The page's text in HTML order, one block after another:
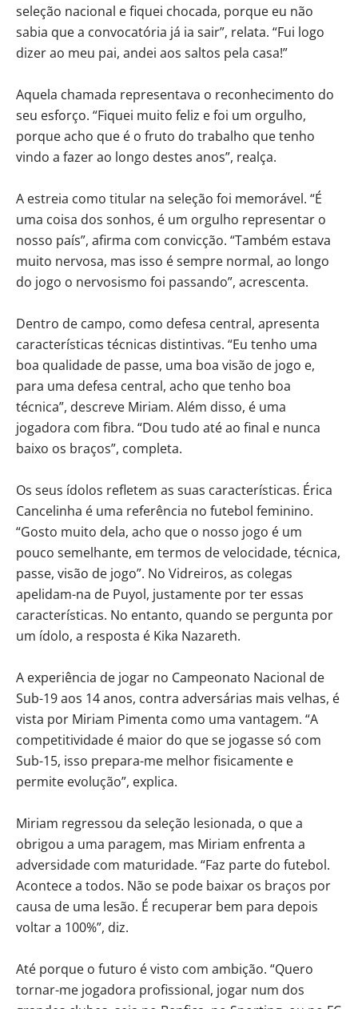
seleção nacional e fiquei chocada, porque eu não
sabia que a convocatória já ia sair”, relata. “Fui logo
dizer ao meu pai, andei aos saltos pela casa!”
Aquela chamada representava o reconhecimento do
seu esforço. “Fiquei muito feliz e foi um orgulho,
porque acho que é o fruto do trabalho que tenho
vindo a fazer ao longo destes anos”, realça.
A estreia como titular na seleção foi memorável. “É
uma coisa dos sonhos, é um orgulho representar o
nosso país”, afirma com convicção. “Também estava
muito nervosa, mas isso é sempre normal, ao longo
do jogo o nervosismo foi passando”, acrescenta.
Dentro de campo, como defesa central, apresenta
características técnicas distintivas. “Eu tenho uma
boa qualidade de passe, uma boa visão de jogo e,
para uma defesa central, acho que tenho boa
técnica”, descreve Miriam. Além disso, é uma
jogadora com fibra. “Dou tudo até ao final e nunca
baixo os braços”, completa.
Os seus ídolos refletem as suas características. Érica
Cancelinha é uma referência no futebol feminino.
“Gosto muito dela, acho que o nosso jogo é um
pouco semelhante, em termos de velocidade, técnica,
passe, visão de jogo”. No Vidreiros, as colegas
apelidam-na de Puyol, justamente por ter essas
características. No entanto, quando se pergunta por
um ídolo, a resposta é Kika Nazareth.
A experiência de jogar no Campeonato Nacional de
Sub-19 aos 14 anos, contra adversárias mais velhas, é
vista por Miriam Pimenta como uma vantagem. “A
competitividade é maior do que se jogasse só com
Sub-15, isso prepara-me melhor fisicamente e
permite evolução”, explica.
Miriam regressou da seleção lesionada, o que a
obrigou a uma paragem, mas Miriam enfrenta a
adversidade com maturidade. “Faz parte do futebol.
Acontece a todos. Não se pode baixar os braços por
causa de uma lesão. É recuperar bem para depois
voltar a 100%”, diz.
Até porque o futuro é visto com ambição. “Quero
tornar-me jogadora profissional, jogar num dos